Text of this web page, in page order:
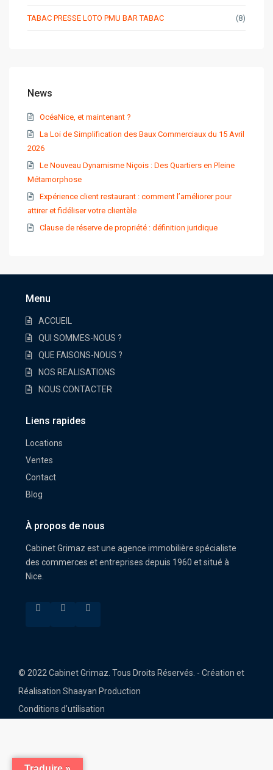
TABAC PRESSE LOTO PMU BAR TABAC (8)
News
OcéaNice, et maintenant ?
La Loi de Simplification des Baux Commerciaux du 15 Avril
2026
Le Nouveau Dynamisme Niçois : Des Quartiers en Pleine
Métamorphose
Expérience client restaurant : comment l’améliorer pour
attirer et fidéliser votre clientèle
Clause de réserve de propriété : définition juridique
Menu
ACCUEIL
QUI SOMMES-NOUS ?
QUE FAISONS-NOUS ?
NOS REALISATIONS
NOUS CONTACTER
Liens rapides
Locations
Ventes
Contact
Blog
À propos de nous
Cabinet Grimaz est une agence immobilière spécialiste
des commerces et entreprises depuis 1960 et situé à
Nice.
© 2022 Cabinet Grimaz. Tous Droits Réservés. - Création et
Réalisation Shaayan Production
Conditions d’utilisation